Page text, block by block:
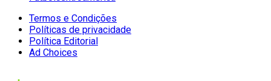
Termos e Condições
Políticas de privacidade
Política Editorial
Ad Choices